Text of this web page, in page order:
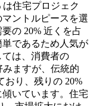
住宅プロジェク
ントルピースを選
の 20% 近くを占
であるため人気が
は、消費者の
ますが、伝統的
おり、残りの 20%
いています。住宅